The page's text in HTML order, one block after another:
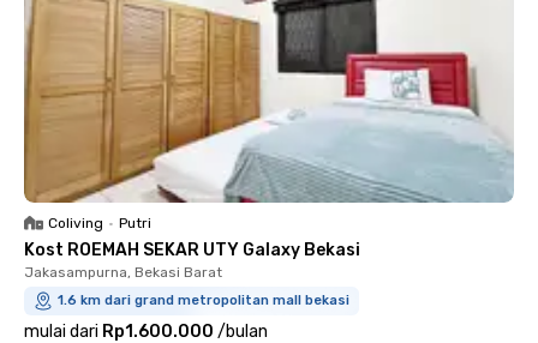
Coliving • Putri
Kost ROEMAH SEKAR UTY Galaxy Bekasi
Jakasampurna, Bekasi Barat
1.6 km dari grand metropolitan mall bekasi
mulai dari Rp1.600.000 /bulan